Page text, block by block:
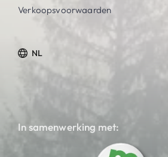
Verkoopsvoorwaarden
NL
In samenwerking met: